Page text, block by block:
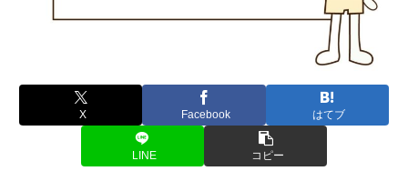
X Facebook はてブ
LINE コピー